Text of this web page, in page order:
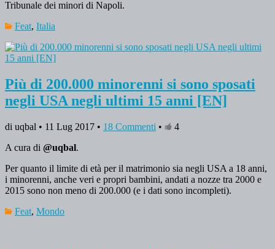
Tribunale dei minori di Napoli.
Feat, Italia
Più di 200.000 minorenni si sono sposati
negli USA negli ultimi 15 anni [EN]
di uqbal • 11 Lug 2017 • 18 Commenti •
4
A cura di @uqbal.
Per quanto il limite di età per il matrimonio sia negli USA a 18 anni,
i minorenni, anche veri e propri bambini, andati a nozze tra 2000 e
2015 sono non meno di 200.000 (e i dati sono incompleti).
Feat, Mondo